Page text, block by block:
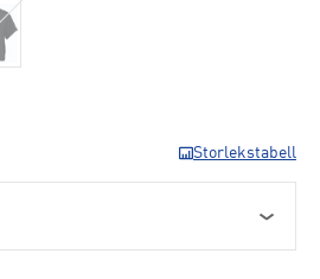
Storlekstabell